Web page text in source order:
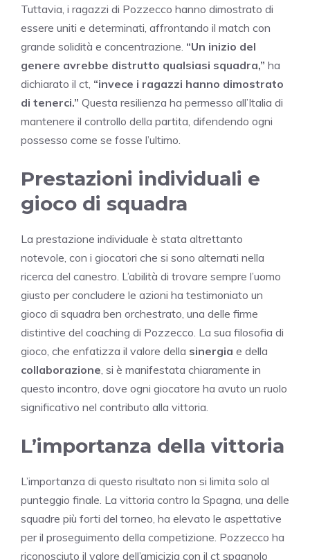
Tuttavia, i ragazzi di Pozzecco hanno dimostrato di
essere uniti e determinati, affrontando il match con
grande solidità e concentrazione. “Un inizio del
genere avrebbe distrutto qualsiasi squadra,” ha
dichiarato il ct, “invece i ragazzi hanno dimostrato
di tenerci.” Questa resilienza ha permesso all’Italia di
mantenere il controllo della partita, difendendo ogni
possesso come se fosse l’ultimo.
Prestazioni individuali e
gioco di squadra
La prestazione individuale è stata altrettanto
notevole, con i giocatori che si sono alternati nella
ricerca del canestro. L’abilità di trovare sempre l’uomo
giusto per concludere le azioni ha testimoniato un
gioco di squadra ben orchestrato, una delle firme
distintive del coaching di Pozzecco. La sua filosofia di
gioco, che enfatizza il valore della sinergia e della
collaborazione , si è manifestata chiaramente in
questo incontro, dove ogni giocatore ha avuto un ruolo
significativo nel contributo alla vittoria.
L’importanza della vittoria
L’importanza di questo risultato non si limita solo al
punteggio finale. La vittoria contro la Spagna, una delle
squadre più forti del torneo, ha elevato le aspettative
per il proseguimento della competizione. Pozzecco ha
riconosciuto il valore dell’amicizia con il ct spagnolo